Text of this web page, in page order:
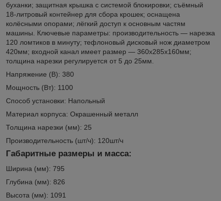
буханки; защитная крышка с системой блокировки; съёмный
18-литровый контейнер для сбора крошек; оснащена
колёсными опорами; лёгкий доступ к основным частям
машины. Ключевые параметры: производительность — нарезка
120 ломтиков в минуту; тефлоновый дисковый нож диаметром
420мм; входной канал имеет размер — 360х285х160мм;
толщина нарезки регулируется от 5 до 25мм.
Напряжение (В): 380
Мощность (Вт): 1100
Способ установки: Напольный
Материал корпуса: Окрашенный металл
Толщина нарезки (мм): 25
Производительность (шт/ч): 120шт/ч
Габаритные размеры и масса:
Ширина (мм): 795
Глубина (мм): 826
Высота (мм): 1091